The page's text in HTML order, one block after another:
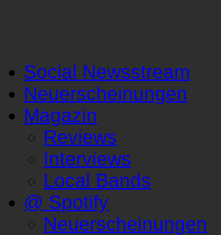
Social Newsstream
Neuerscheinungen
Magazin
Reviews
Interviews
Local Bands
@ Spotify
Neuerscheinungen